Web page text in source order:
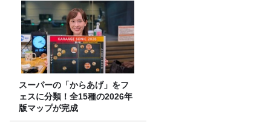
スーパーの「からあげ」をフ
ェスに分類！全15種の2026年
版マップが完成